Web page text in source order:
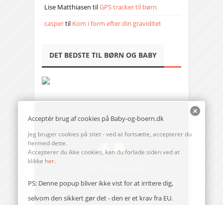
Lise Matthiasen tilGPS tracker til børn
caspertil Kom i form efter din graviditet
DET BEDSTE TIL BØRN OG BABY
Send en mail til redaktionen
Acceptér brug af cookies på Baby-og-boern.dk
Jeg bruger cookies på sitet - ved at fortsætte, accepterer du
hermed dette.
Accepterer du ikke cookies, kan du forlade siden ved at
klikke her.
PS: Denne popup bliver ikke vist for at irritere dig,
selvom den sikkert gør det - den er et krav fra EU.